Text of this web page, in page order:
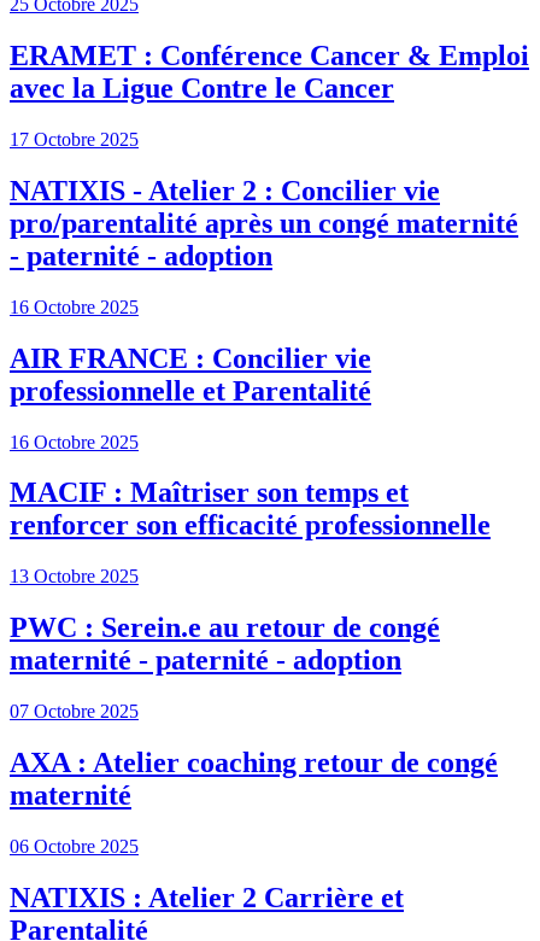
25 Octobre 2025
ERAMET : Conférence Cancer & Emploi
avec la Ligue Contre le Cancer
17 Octobre 2025
NATIXIS - Atelier 2 : Concilier vie
pro/parentalité après un congé maternité
- paternité - adoption
16 Octobre 2025
AIR FRANCE : Concilier vie
professionnelle et Parentalité
16 Octobre 2025
MACIF : Maîtriser son temps et
renforcer son efficacité professionnelle
13 Octobre 2025
PWC : Serein.e au retour de congé
maternité - paternité - adoption
07 Octobre 2025
AXA : Atelier coaching retour de congé
maternité
06 Octobre 2025
NATIXIS : Atelier 2 Carrière et
Parentalité